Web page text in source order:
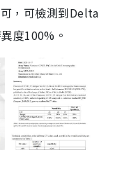
，可檢測到Delta
度100%。